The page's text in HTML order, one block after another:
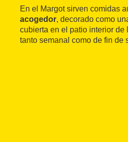
En el Margot sirven comidas
acogedor, decorado como
cubierta en el patio interior
tanto semanal como de fin de